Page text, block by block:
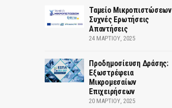
Ταμείο Μικροπιστώσεων
Συχνές Ερωτήσεις
Απαντήσεις
24 ΜΑΡΤΊΟΥ, 2025
Προδημοσίευση Δράσης:
Εξωστρέφεια
Μικρομεσαίων
Επιχειρήσεων
20 ΜΑΡΤΊΟΥ, 2025